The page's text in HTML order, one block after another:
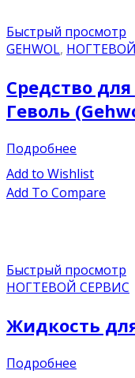
Быстрый просмотр
GEHWOL,
Средство
Геволь
Подробнее
Add to Wishlist
Add To Compare
Быстрый просмотр
НОГТЕВОЙ СЕРВИС
Жидкость
Подробнее